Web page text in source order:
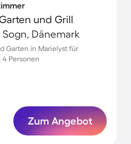
und Grill
Dänemark
Garten in Marielyst für
Personen
Zum Angebot